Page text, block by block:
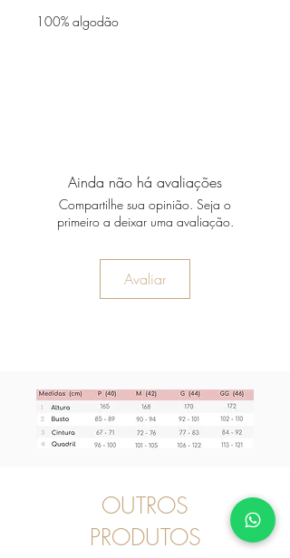
100% algodão
Ainda não há avaliações
Compartilhe sua opinião. Seja o
primeiro a deixar uma avaliação.
Avaliar
OUTROS
PRODUTOS